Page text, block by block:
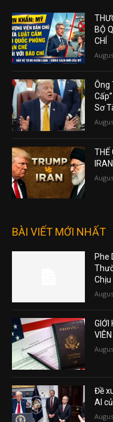
BỘ
CHÍ
Ông
Sơ
THẾ
BÀI VIẾT MỚI NHẤT
Phe
Chịu
GIỚI
Đề
AI